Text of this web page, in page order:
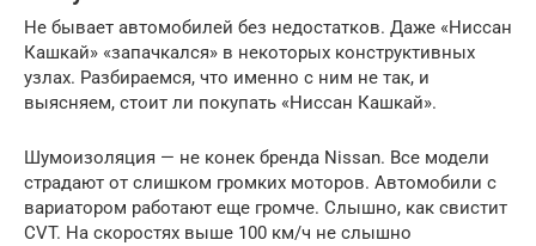
Не бывает автомобилей без недостатков. Даже «Ниссан
Кашкай» «запачкался» в некоторых конструктивных
узлах. Разбираемся, что именно с ним не так, и
выясняем, стоит ли покупать «Ниссан Кашкай».
Шумоизоляция — не конек бренда Nissan. Все модели
страдают от слишком громких моторов. Автомобили с
вариатором работают еще громче. Слышно, как свистит
CVT. На скоростях выше 100 км/ч не слышно